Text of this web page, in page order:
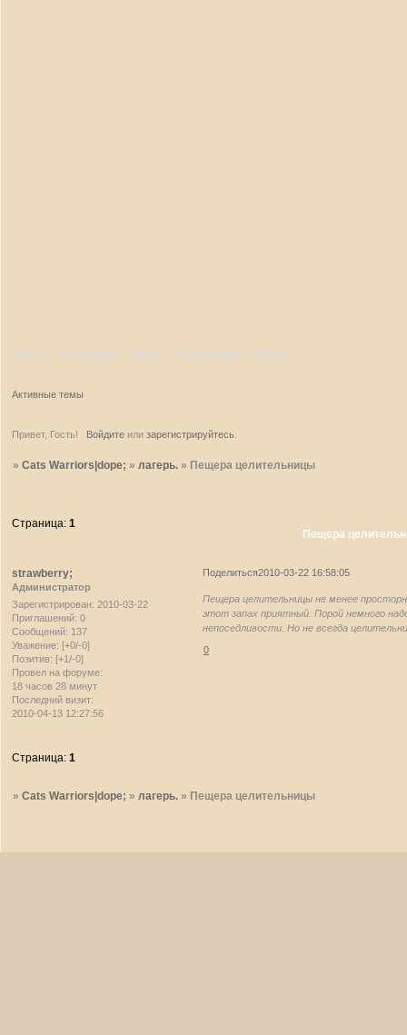
Форум Участники Поиск Регистрация Войти
Активные темы
Привет, Гость! Войдитеили зарегистрируйтесь.
»Cats Warriors|dope; »лагерь. » Пещера целительницы
Пещера
Страница:1
Поделиться2010-03-22 16:58:05
strawberry;
Администратор
Зарегистрирован: 2010-03-22
Приглашений: 0
Сообщений: 137
Уважение: [+0/-0]
Позитив: [+1/-0]
Провел на форуме:
18 часов 28 минут
Последний визит:
2010-04-13 12:27:56
Пещера целительницы не менее
этот запах приятный. Порой немного
непоседливости. Но не всегда
0
Страница:1
»Cats Warriors|dope; »лагерь. » Пещера целительницы